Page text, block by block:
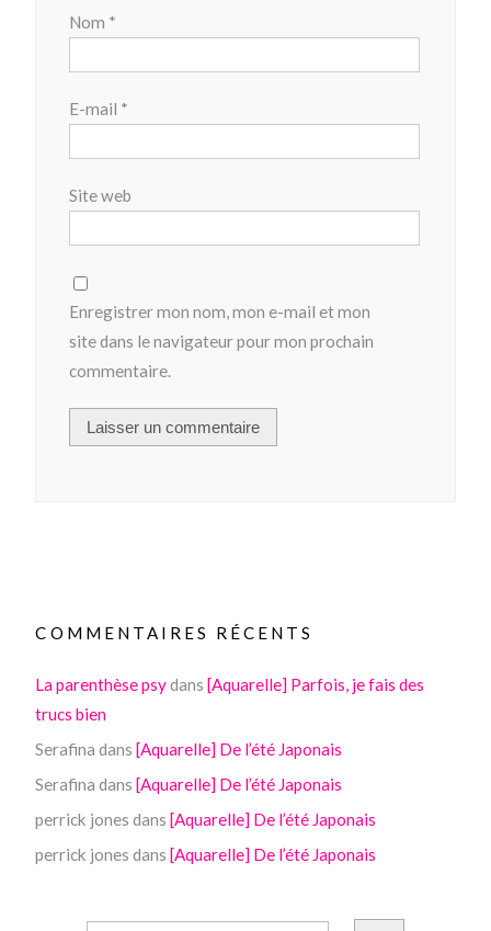
Nom *
E-mail *
Site web
Enregistrer mon nom, mon e-mail et mon
site dans le navigateur pour mon prochain
commentaire.
COMMENTAIRES RÉCENTS
La parenthèse psydans[Aquarelle] Parfois, je fais des
trucs bien
Serafina dans[Aquarelle] De l’été Japonais
Serafina dans[Aquarelle] De l’été Japonais
perrick jones dans[Aquarelle] De l’été Japonais
perrick jones dans[Aquarelle] De l’été Japonais